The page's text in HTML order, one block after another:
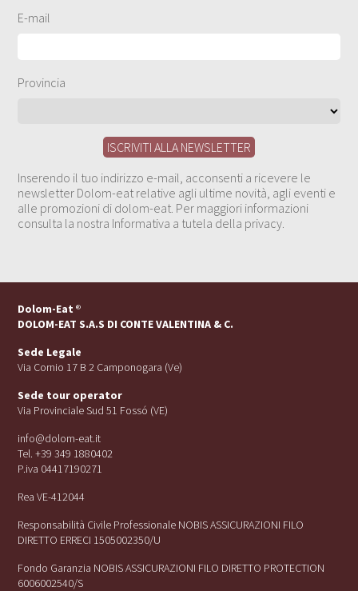
E-mail
Provincia
Inserendo il tuo indirizzo e-mail, acconsenti a ricevere le
newsletter Dolom-eat relative agli ultime novità, agli eventi e
alle promozioni di dolom-eat. Per maggiori informazioni
consulta la nostra Informativa a tutela della privacy.
Dolom-Eat ®
DOLOM-EAT S.A.S DI CONTE VALENTINA & C.
Sede Legale
Via Cornio 17 B 2 Camponogara (Ve)
Sede tour operator
Via Provinciale Sud 51 Fossó (VE)
info@dolom-eat.it
Tel. +39 349 1880402
P.iva 04417190271
Rea VE-412044
Responsabilità Civile Professionale NOBIS ASSICURAZIONI FILO
DIRETTO ERRECI 1505002350/U
Fondo Garanzia NOBIS ASSICURAZIONI FILO DIRETTO PROTECTION
6006002540/S